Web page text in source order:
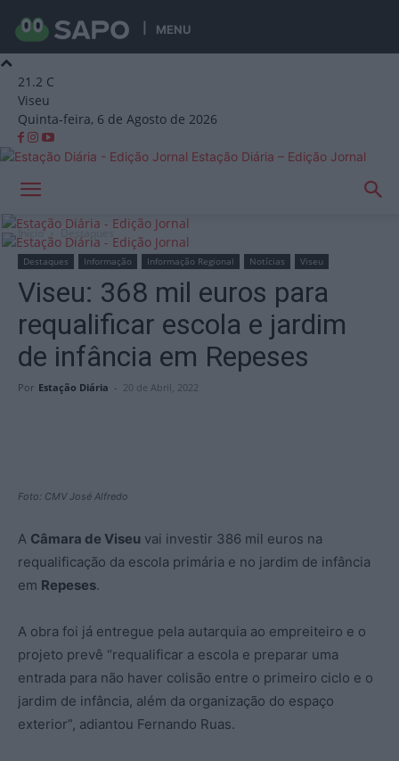
MENU
21.2 C
Viseu
Quinta-feira, 6 de Agosto de 2026
Estação Diária – Edição Jornal
Início Destaques
Destaques Informação Informação Regional Notícias Viseu
Viseu: 368 mil euros para
requalificar escola e jardim
de infância em Repeses
Por Estação Diária - 20 de Abril, 2022
Foto: CMV José Alfredo
A Câmara de Viseu vai investir 386 mil euros na
requalificação da escola primária e no jardim de infância
em Repeses.
A obra foi já entregue pela autarquia ao empreiteiro e o
projeto prevê “requalificar a escola e preparar uma
entrada para não haver colisão entre o primeiro ciclo e o
jardim de infância, além da organização do espaço
exterior”, adiantou Fernando Ruas.